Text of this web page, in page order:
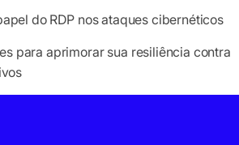
do RDP nos ataques cibernéticos
para aprimorar sua resiliência contra